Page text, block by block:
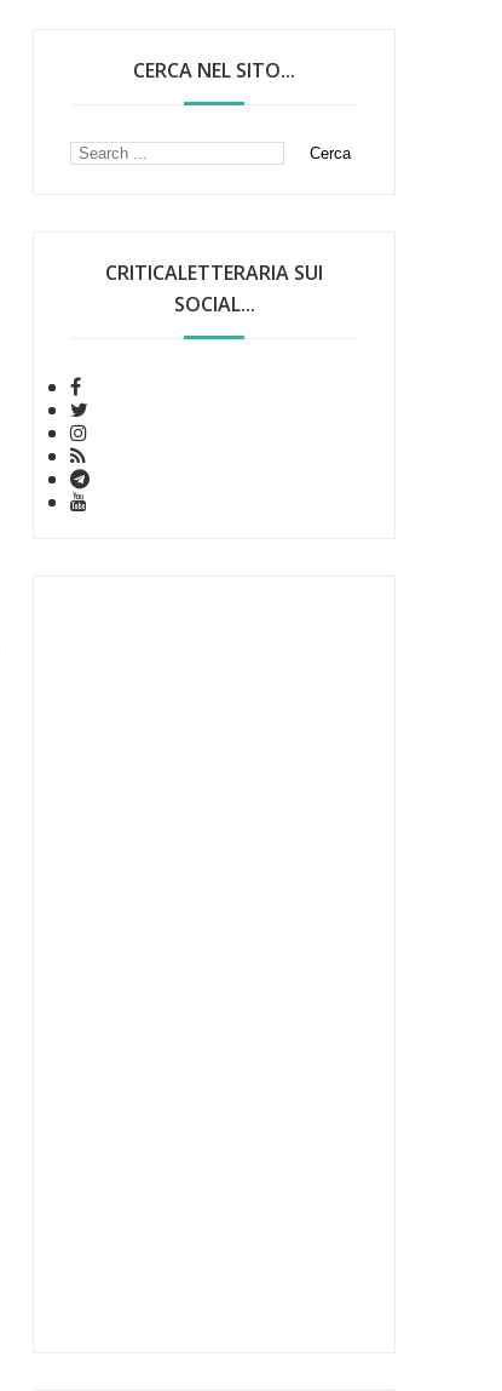
CERCA NEL SITO...
CRITICALETTERARIA SUI
SOCIAL...